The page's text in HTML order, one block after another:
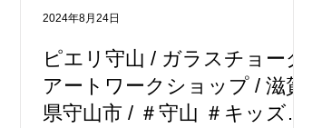
ークショップの隣では 自由に地面にお絵
ト』を開催しました。約300名の方が参
してくださり、地面いっぱいに色とりど
りのアートが広がりました。 ふわふわと
シャボン玉が浮いていたり、一生懸命お
ピエリ守山 / ガラスチョーク
アートワークショップ / 滋賀
県守山市 / ＃守山 ＃キッズイ
2024年8月24日